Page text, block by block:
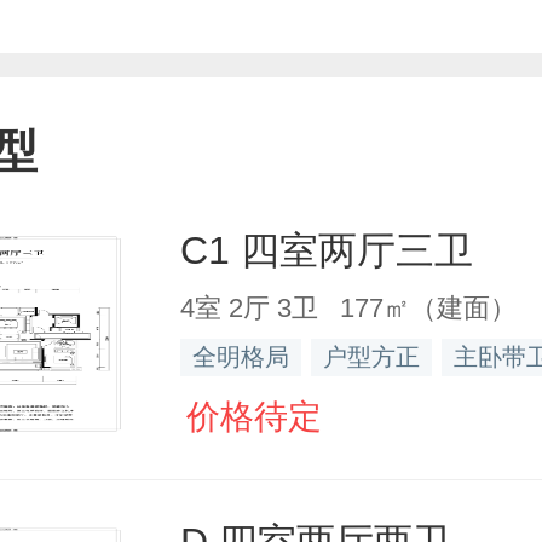
C1 四室两厅三卫
4室 2厅 3卫 177㎡（建面）
全明格局 户型方正 主卧带
价格待定